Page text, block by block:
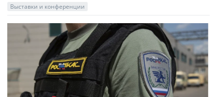
Выставки и конференции